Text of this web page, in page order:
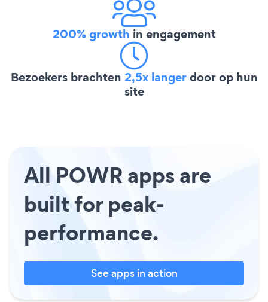
200% growth in engagement
Bezoekers brachten 2,5x langerdoor op hun
site
All POWR apps are
built for peak-
performance.
See apps in action